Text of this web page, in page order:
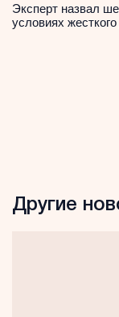
Эксперт назвал
условиях
Другие